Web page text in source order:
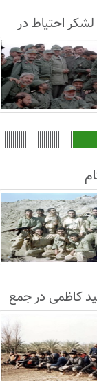
احتیاط در
کاظمی در جمع